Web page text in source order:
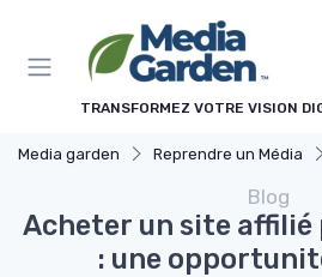
TRANSFORMEZ VOTRE VISION
Media garden Reprendre un Média
Blog
Acheter un site affilié
: une